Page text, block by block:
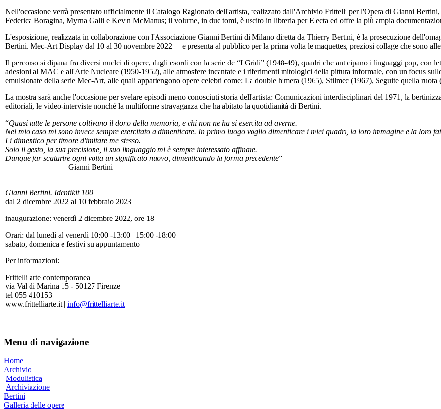
Nell'occasione verrà presentato ufficialmente il Catalogo Ragionato dell'artista, realizzato dall'Archivio Frittelli per l'Opera di Gianni
Federica Boragina, Myrna Galli e Kevin McManus; il volume, in due tomi, è uscito in libreria per Electa ed offre la più ampia
L'esposizione, realizzata in collaborazione con l'Associazione Gianni Bertini di Milano diretta da Thierry Bertini, è la prosecuzione
Bertini. Mec-Art Display dal 10 al 30 novembre 2022 – e presenta al pubblico per la prima volta le maquettes, preziosi collage che sono
Il percorso si dipana fra diversi nuclei di opere, dagli esordi con la serie de “I Gridi” (1948-49), quadri che anticipano i linguaggi pop, con
adesioni al MAC e all'Arte Nucleare (1950-1952), alle atmosfere incantate e i riferimenti mitologici della pittura informale, con un focus
emulsionate della serie Mec-Art, alle quali appartengono opere celebri come: La double himera (1965), Stilmec (1967), Seguite quella ruota
La mostra sarà anche l'occasione per svelare episodi meno conosciuti storia dell'artista: Comunicazioni interdisciplinari del 1971, la
editoriali, le video-interviste nonché la multiforme stravaganza che ha abitato la quotidianità di Bertini.
“Quasi tutte le persone coltivano il dono della memoria, e chi non ne ha si esercita ad averne.
Nel mio caso mi sono invece sempre esercitato a dimenticare. In primo luogo voglio dimenticare i miei quadri, la loro immagine e la loro
Li dimentico per timore d'imitare me stesso.
Solo il gesto, la sua precisione, il suo linguaggio mi è sempre interessato affinare.
Dunque far scaturire ogni volta un significato nuovo, dimenticando la forma precedente”.
Gianni Bertini
Gianni Bertini. Identikit 100
dal 2 dicembre 2022 al 10 febbraio 2023
inaugurazione: venerdì 2 dicembre 2022, ore 18
Orari: dal lunedì al venerdì 10:00 -13:00 | 15:00 -18:00
sabato, domenica e festivi su appuntamento
Per informazioni:
Frittelli arte contemporanea
via Val di Marina 15 - 50127 Firenze
tel 055 410153
www.frittelliarte.it | info@frittelliarte.it
Menu di navigazione
Home
Archivio
Modulistica
Archiviazione
Bertini
Galleria delle opere